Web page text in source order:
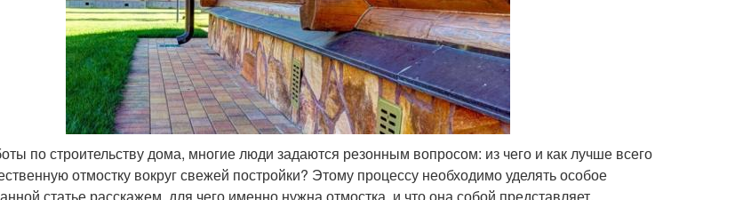
по строительству дома, многие люди задаются резонным вопросом: из чего и как лучше всего
отмостку вокруг свежей постройки? Этому процессу необходимо уделять особое